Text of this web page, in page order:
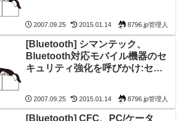
2007.09.25 2015.01.14 8796.jp管理人
[Bluetooth] シマンテック、
Bluetooth対応モバイル機器のセ
キュリティ強化を呼びかけ:セキ
2007.09.25 2015.01.14 8796.jp管理人
[Bluetooth] CFC、PC/ケータ